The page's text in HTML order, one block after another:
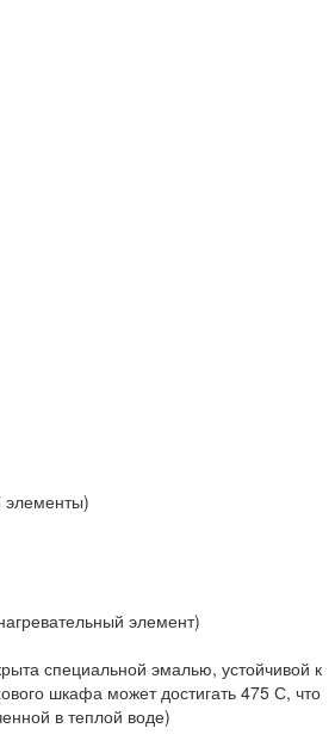
элементы)
элемент)
специальной эмалью, устойчивой к
шкафа может достигать 475 С, что
в теплой воде)